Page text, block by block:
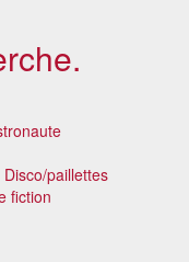
Disco/paillettes
fiction
Déguisement disco femme